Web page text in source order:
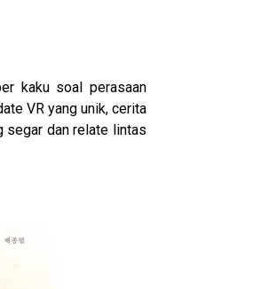
kaku soal perasaan
VR yang unik, cerita
segar dan relate lintas